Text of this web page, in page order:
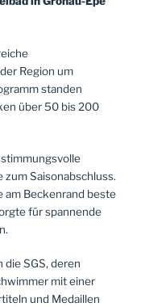
Region um
standen
über 50 bis 200
Saisonabschluss.
Beckenrand beste
für spannende
SGS, deren
mit einer
und Medaillen